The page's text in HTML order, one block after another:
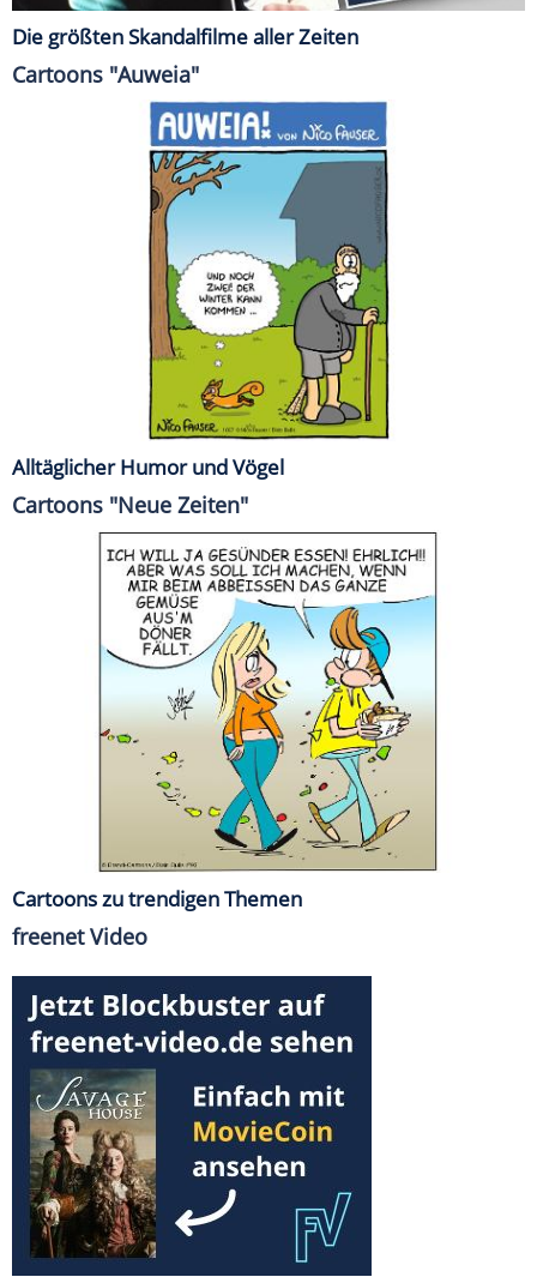
Die größten Skandalfilme aller Zeiten
Cartoons "Auweia"
Alltäglicher Humor und Vögel
Cartoons "Neue Zeiten"
Cartoons zu trendigen Themen
freenet Video